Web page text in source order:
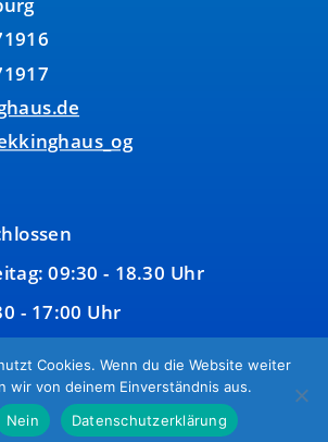
09:30 - 18.30 Uhr
- 17:00 Uhr
Cookies. Wenn du die Website weiter
wir von deinem Einverständnis aus.
Nein Datenschutzerklärung